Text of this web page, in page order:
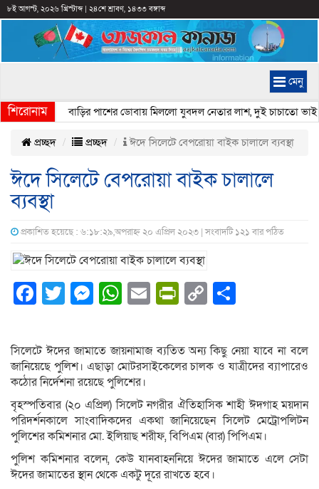
৮ই আগস্ট, ২০২৬ খ্রিস্টাব্দ| ২৪শে শ্রাবণ, ১৪৩৩ বঙ্গাব্দ
মেনু
শিরোনাম
খাঁন» « বাড়ির পাশের ডোবায় মিললো যুবদল নেতার লাশ, দুই চাচাতো ভাই
প্রচ্ছদ প্রচ্ছদ ঈদে সিলেটে বেপরোয়া বাইক চালালে ব্যবস্থা
ঈদে সিলেটে বেপরোয়া বাইক চালালে
ব্যবস্থা
প্রকাশিত হয়েছে : ৬:১৮:২৯,অপরাহ্ন ২০ এপ্রিল ২০২৩ | সংবাদটি ১২১ বার পঠিত
Facebook
Twitter
Messenger
WhatsApp
EmailPrintFriendly
Copy
সিলেটে ঈদের জামাতে জায়নামাজ ব্যতিত অন্য কিছু নেয়া যাবে না বলে
জানিয়েছে পুলিশ। এছাড়া মোটরসাইকেলের চালক ও যাত্রীদের ব্যাপারেও
কঠোর নির্দেশনা রয়েছে পুলিশের।
বৃহস্পতিবার (২০ এপ্রিল) সিলেট নগরীর ঐতিহাসিক শাহী ঈদগাহ ময়দান
পরিদর্শনকালে সাংবাদিকদের একথা জানিয়েছেন সিলেট মেট্রোপলিটন
পুলিশের কমিশনার মো. ইলিয়াছ শরীফ, বিপিএম (বার) পিপিএম।
পুলিশ কমিশনার বলেন, কেউ যানবাহননিয়ে ঈদের জামাতে এলে সেটা
ঈদের জামাতের স্থান থেকে একটু দূরে রাখতে হবে।